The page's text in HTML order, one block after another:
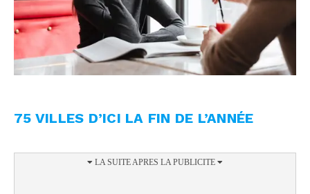
75 VILLES D’ICI LA FIN DE L’ANNÉE